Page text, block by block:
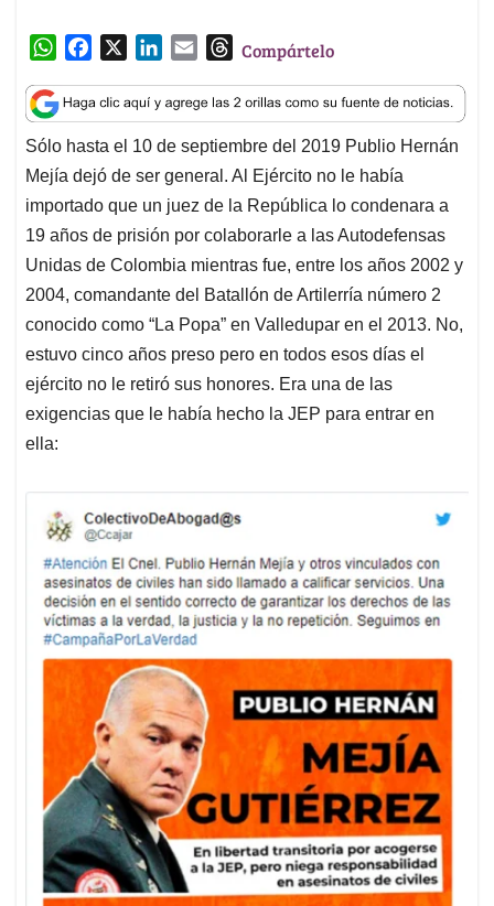
W
a
t
s
A
p
p
c
e
b
o
o
k
n
k
e
d
n
a
i
l
T
r
e
a
d
s
Compártelo
Sólo hasta el 10 de septiembre del 2019 Publio Hernán
Mejía dejó de ser general. Al Ejército no le había
importado que un juez de la República lo condenara a
19 años de prisión por colaborarle a las Autodefensas
Unidas de Colombia mientras fue, entre los años 2002 y
2004, comandante del Batallón de Artilerría número 2
conocido como “La Popa” en Valledupar en el 2013. No,
estuvo cinco años preso pero en todos esos días el
ejército no le retiró sus honores. Era una de las
exigencias que le había hecho la JEP para entrar en
ella: